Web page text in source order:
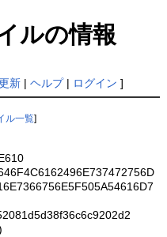
ルの情報
新| ヘルプ| ログイン ]
ル一覧]